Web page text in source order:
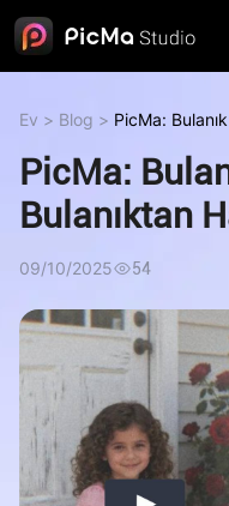
Ev > Blog > PicMa:
PicMa:
Bulanıktan
09/10/2025 54